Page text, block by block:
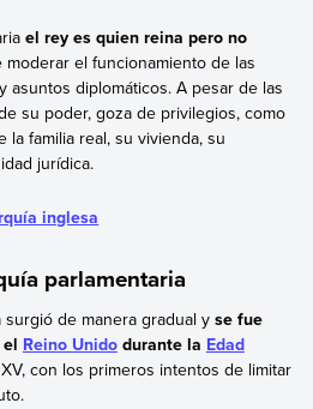
el rey es quien reina pero no
el funcionamiento de las
asuntos diplomáticos. A pesar de las
su poder, goza de privilegios, como
familia real, su vivienda, su
jurídica.
inglesa
parlamentaria
surgió de manera gradual y se fue
Reino Unidodurante la Edad
con los primeros intentos de limitar